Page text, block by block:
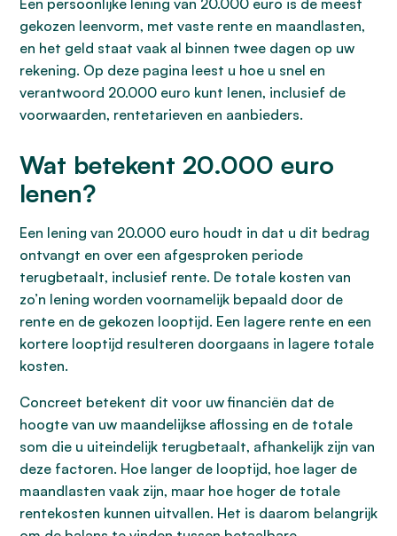
Een persoonlijke lening van 20.000 euro is de meest
gekozen leenvorm, met vaste rente en maandlasten,
en het geld staat vaak al binnen twee dagen op uw
rekening. Op deze pagina leest u hoe u snel en
verantwoord 20.000 euro kunt lenen, inclusief de
voorwaarden, rentetarieven en aanbieders.
Wat betekent 20.000 euro
lenen?
Een lening van 20.000 euro houdt in dat u dit bedrag
ontvangt en over een afgesproken periode
terugbetaalt, inclusief rente. De totale kosten van
zo’n lening worden voornamelijk bepaald door de
rente en de gekozen looptijd. Een lagere rente en een
kortere looptijd resulteren doorgaans in lagere totale
kosten.
Concreet betekent dit voor uw financiën dat de
hoogte van uw maandelijkse aflossing en de totale
som die u uiteindelijk terugbetaalt, afhankelijk zijn van
deze factoren. Hoe langer de looptijd, hoe lager de
maandlasten vaak zijn, maar hoe hoger de totale
rentekosten kunnen uitvallen. Het is daarom belangrijk